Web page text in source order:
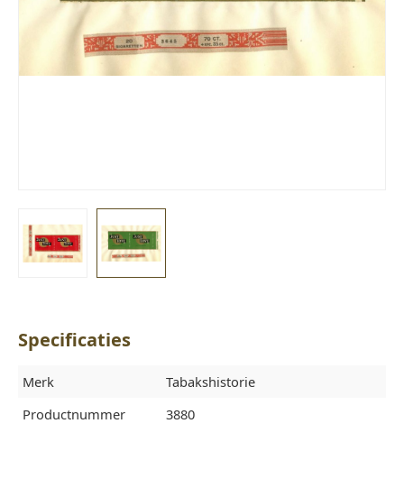
Specificaties
Merk
Tabakshistorie
Productnummer
3880